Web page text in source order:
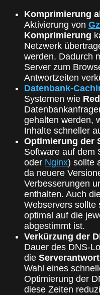
Komprimierung
Aktivierung von
Komprimierung
Netzwerk
werden. Dadurch
Server zum
Antwortzeiten
Datenbank-
Systemen wie
gehalten werden,
Inhalte schneller
Optimierung der
Software auf dem
oder Nginx) sollte
da neuere
Verbesserungen
enthalten. Auch
Webservers sollte
optimal auf die
abgestimmt ist.
Verkürzung der
Dauer des DNS-
die
Wahl eines
Optimierung der
diese Zeiten